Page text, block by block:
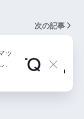
次の記事
ッ